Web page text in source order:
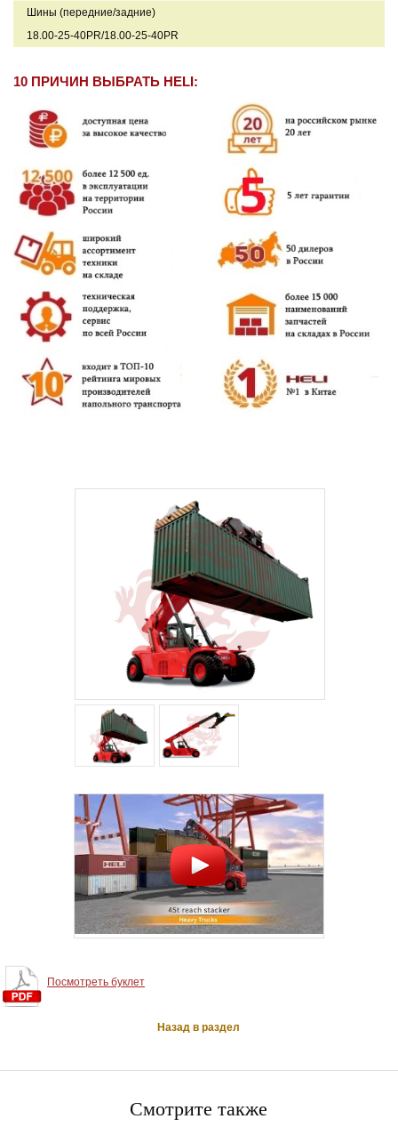
Шины (передние/задние)
18.00-25-40PR/18.00-25-40PR
10 ПРИЧИН ВЫБРАТЬ HELI:
Посмотреть буклет
Назад в раздел
Смотрите также